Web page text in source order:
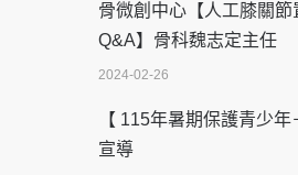
骨微創中心【人工膝關節
Q&A】骨科魏志定主任
2024-02-26
【 115年暑期保護青少年
宣導